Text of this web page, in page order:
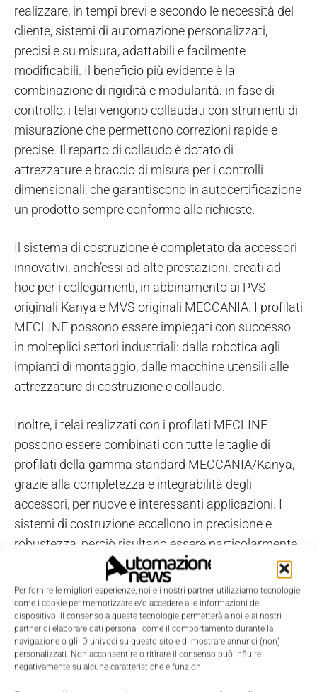
Per fornire le migliori esperienze, noi e i nostri partner utilizziamo tecnologie
come i cookie per memorizzare e/o accedere alle informazioni del
dispositivo. Il consenso a queste tecnologie permetterà a noi e ai nostri
partner di elaborare dati personali come il comportamento durante la
navigazione o gli ID univoci su questo sito e di mostrare annunci (non)
personalizzati. Non acconsentire o ritirare il consenso può influire
negativamente su alcune caratteristiche e funzioni.
realizzare, in tempi brevi e secondo le necessità del
cliente, sistemi di automazione personalizzati,
precisi e su misura, adattabili e facilmente
modificabili. Il beneficio più evidente è la
combinazione di rigidità e modularità: in fase di
controllo, i telai vengono collaudati con strumenti di
misurazione che permettono correzioni rapide e
precise. Il reparto di collaudo è dotato di
attrezzature e braccio di misura per i controlli
dimensionali, che garantiscono in autocertificazione
un prodotto sempre conforme alle richieste.
Il sistema di costruzione è completato da accessori
innovativi, anch’essi ad alte prestazioni, creati ad
hoc per i collegamenti, in abbinamento ai PVS
originali Kanya e MVS originali MECCANIA. I profilati
MECLINE possono essere impiegati con successo
in molteplici settori industriali: dalla robotica agli
impianti di montaggio, dalle macchine utensili alle
attrezzature di costruzione e collaudo.
Inoltre, i telai realizzati con i profilati MECLINE
possono essere combinati con tutte le taglie di
profilati della gamma standard MECCANIA/Kanya,
grazie alla completezza e integrabilità degli
accessori, per nuove e interessanti applicazioni. I
sistemi di costruzione eccellono in precisione e
robustezza, perciò risultano essere particolarmente
idonei per calibri e Gripper di robot antropomorfi,
con tolleranze costruttive molto ristrette.